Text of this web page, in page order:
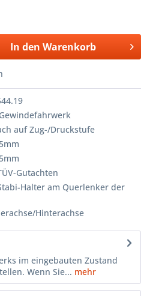
In den Warenkorb
Gewindefahrwerk
auf Zug-/Druckstufe
Gutachten
Halter am Querlenker der
Hinterachse
im eingebauten Zustand
Wenn Sie... mehr